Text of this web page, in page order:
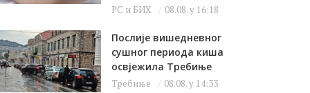
РС и БИХ 08.08. у 16:18
Послије вишедневног
сушног периода киша
освјежила Требиње
Требиње 08.08. у 14:33